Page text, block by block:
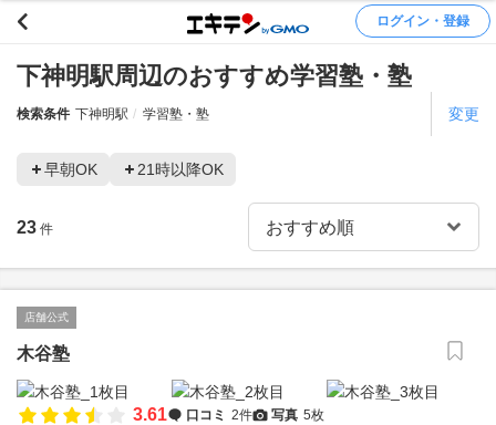
ログイン・登録
下神明駅周辺のおすすめ学習塾・塾
検索条件 下神明駅 学習塾・塾 変更
早朝OK 21時以降OK
23 件
店舗公式
木谷塾
3.61 口コミ 2件 写真 5枚